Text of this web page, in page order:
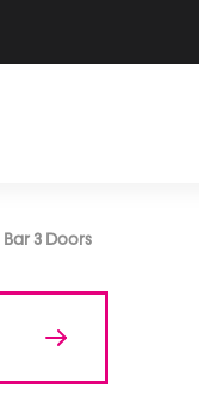
Bar 3 Doors